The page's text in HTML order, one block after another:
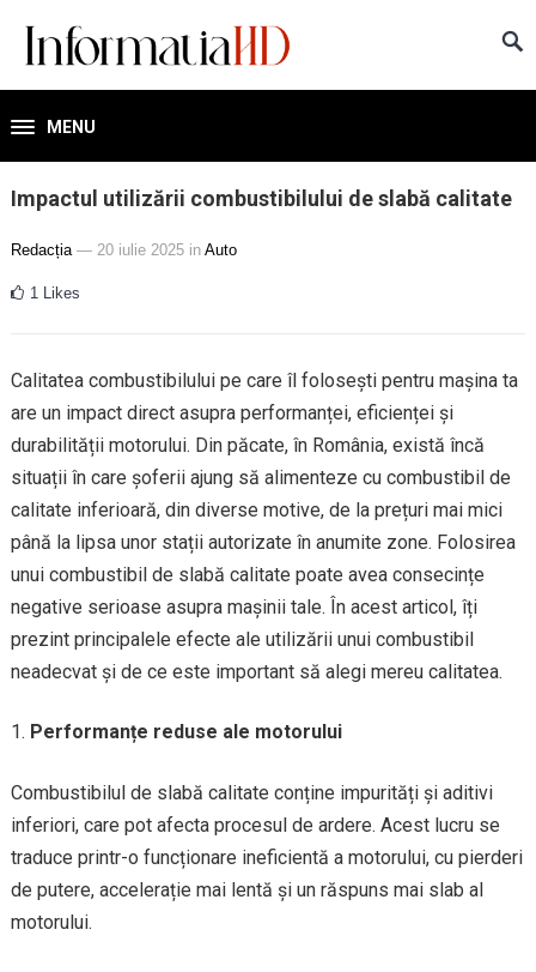
MENU
Impactul utilizării combustibilului de slabă calitate
Redacția — 20 iulie 2025 in Auto
1 Likes
Calitatea combustibilului pe care îl folosești pentru mașina ta
are un impact direct asupra performanței, eficienței și
durabilității motorului. Din păcate, în România, există încă
situații în care șoferii ajung să alimenteze cu combustibil de
calitate inferioară, din diverse motive, de la prețuri mai mici
până la lipsa unor stații autorizate în anumite zone. Folosirea
unui combustibil de slabă calitate poate avea consecințe
negative serioase asupra mașinii tale. În acest articol, îți
prezint principalele efecte ale utilizării unui combustibil
neadecvat și de ce este important să alegi mereu calitatea.
Performanțe reduse ale motorului
Combustibilul de slabă calitate conține impurități și aditivi
inferiori, care pot afecta procesul de ardere. Acest lucru se
traduce printr-o funcționare ineficientă a motorului, cu pierderi
de putere, accelerație mai lentă și un răspuns mai slab al
motorului.